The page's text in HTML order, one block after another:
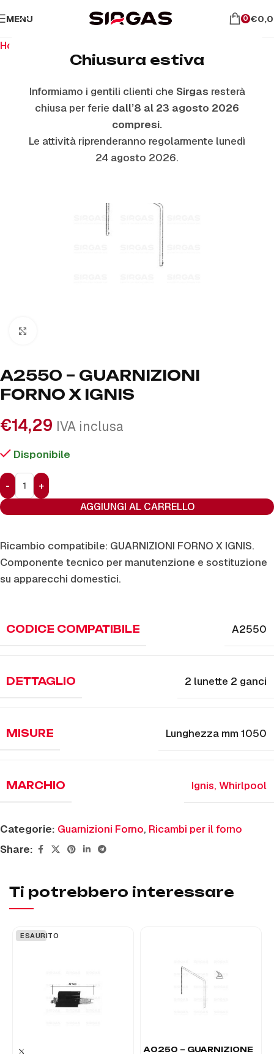
Chiusura estiva
Informiamo i gentili clienti che Sirgas resterà
chiusa per ferie dall’8 al 23 agosto 2026
compresi.
Le attività riprenderanno regolarmente lunedì
24 agosto 2026.
MENU 0 €
Home
A2550 – GUARNIZIONI
FORNO X IGNIS
€14,29 IVA inclusa
Disponibile
AGGIUNGI AL CARRELLO
Ricambio compatibile: GUARNIZIONI FORNO X IGNIS.
Componente tecnico per manutenzione e sostituzione
su apparecchi domestici.
CODICE COMPATIBILE A2550
DETTAGLIO 2 lunette 2 ganci
MISURE Lunghezza mm 1050
MARCHIO Ignis, Whirlpool
Categorie: Guarnizioni Forno, Ricambi per il forno
Share:
Ti potrebbero interessare
ESAURITO
A0250 – GUARNIZIONE